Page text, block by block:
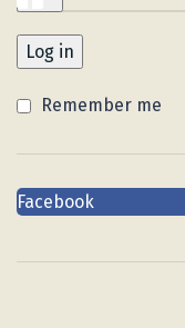
Log in
Remember me
Facebook